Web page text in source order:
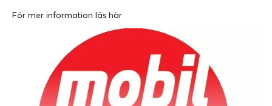
För mer information läs här